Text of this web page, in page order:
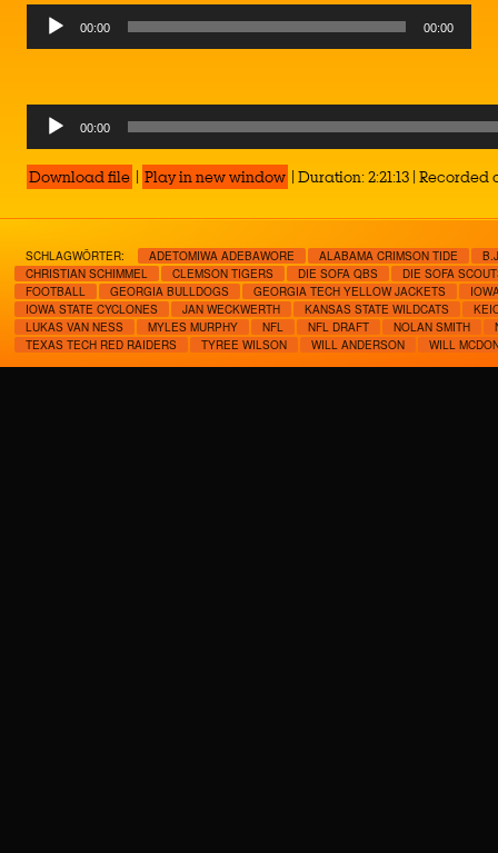
Audio
Player
00:00 00:00
Audio
Player
00:00
Download file | Play in new window | Duration: 2:21:13 | Recorded
SCHLAGWÖRTER: ADETOMIWA ADEBAWORE ALABAMA CRIMSON TIDE
CHRISTIAN SCHIMMEL
CLEMSON TIGERS DIE SOFA QBS
DIE SOFA
FOOTBALL
GEORGIA BULLDOGS GEORGIA TECH YELLOW JACKETS
IOWA STATE CYCLONES
JAN WECKWERTH KANSAS STATE WILDCATS
LUKAS VAN NESS
MYLES MURPHY NFL NFL DRAFT NOLAN SMITH
TEXAS TECH RED RAIDERS
TYREE WILSON WILL ANDERSON WILL